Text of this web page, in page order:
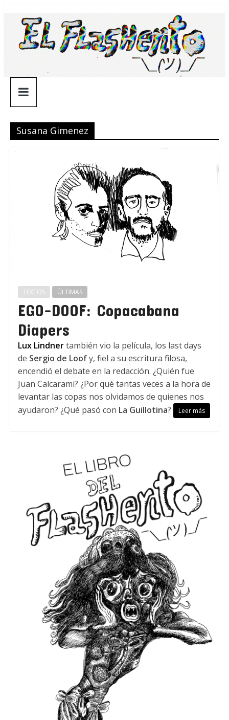
contenido
¯\_(ツ)_/
¯
Susana Gimenez
TEXTOS ÚLTIMAS
EGO-DOOF: Copacabana
Diapers
Lux Lindnertambién vio la película, los last days
de Sergio de Loofy, fiel a su escritura filosa,
encendió el debate en la redacción. ¿Quién fue
Juan Calcarami? ¿Por qué tantas veces a la hora de
levantar las copas nos olvidamos de quienes nos
ayudaron? ¿Qué pasó con La Guillotina? Leer más